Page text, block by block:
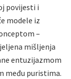
povijesti i
modele iz
–
mišljenja
entuzijazmom
među puristima.